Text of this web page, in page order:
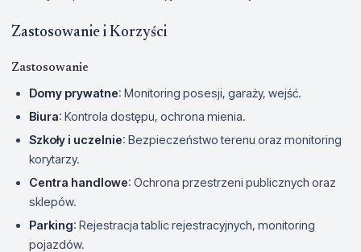
Zastosowanie i Korzyści
Zastosowanie
Domy prywatne: Monitoring posesji, garaży, wejść.
Biura: Kontrola dostępu, ochrona mienia.
Szkoły i uczelnie: Bezpieczeństwo terenu oraz monitoring
korytarzy.
Centra handlowe: Ochrona przestrzeni publicznych oraz
sklepów.
Parking: Rejestracja tablic rejestracyjnych, monitoring
pojazdów.